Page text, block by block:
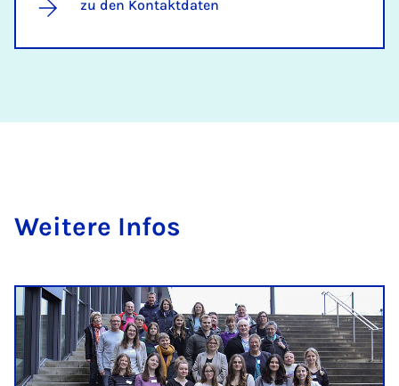
zu den Kontaktdaten
Weit­ere In­fos